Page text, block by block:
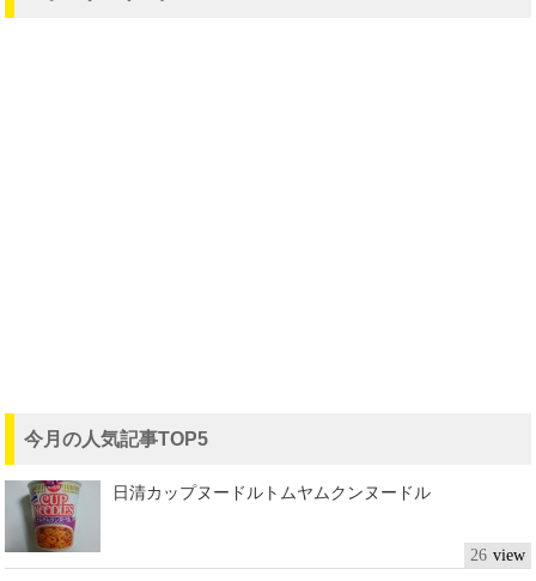
今月の人気記事TOP5
日清カップヌードルトムヤムクンヌードル
26